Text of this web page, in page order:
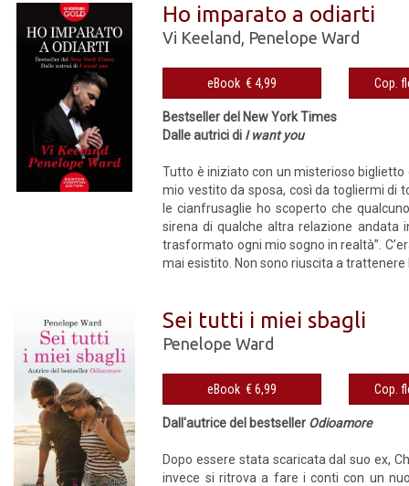
Ho imparato a odiarti
Vi Keeland Penelope Ward
eBook € 4,99
Bestseller del New York Times
Dalle autrici di I want you
Tutto è iniziato con un misterioso
mio vestito da sposa, così da togliermi di
le cianfrusaglie ho scoperto che
sirena di qualche altra relazione andata
trasformato ogni mio sogno in realtà”.
mai esistito. Non sono riuscita a trattenere
Sei tutti i miei sbagli
Penelope Ward
eBook € 6,99
Dall'autrice del bestseller Odioamore
Dopo essere stata scaricata dal suo ex,
invece si ritrova a fare i conti con un